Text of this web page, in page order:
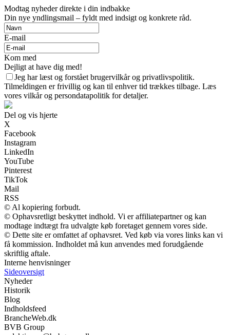
Modtag nyheder direkte i din indbakke
Din nye yndlingsmail – fyldt med indsigt og konkrete råd.
E-mail
Kom med
Dejligt at have dig med!
Jeg har læst og forstået brugervilkår og privatlivspolitik.
Tilmeldingen er frivillig og kan til enhver tid trækkes tilbage. Læs
vores vilkår og persondatapolitik for detaljer.
Del og vis hjerte
X
Facebook
Instagram
LinkedIn
YouTube
Pinterest
TikTok
Mail
RSS
© Al kopiering forbudt.
© Ophavsretligt beskyttet indhold. Vi er affiliatepartner og kan
modtage indtægt fra udvalgte køb foretaget gennem vores side.
© Dette site er omfattet af ophavsret. Ved køb via vores links kan vi
få kommission. Indholdet må kun anvendes med forudgående
skriftlig aftale.
Interne henvisninger
Sideoversigt
Nyheder
Historik
Blog
Indholdsfeed
BrancheWeb.dk
BVB Group